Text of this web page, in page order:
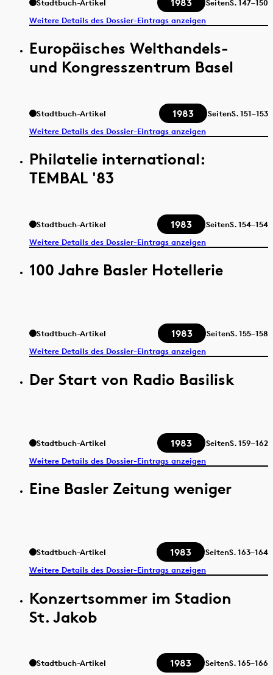
Stadtbuch-Artikel SeitenS.147–150
Weitere Details des Dossier-Eintrags anzeigen
Europäisches Welthandels-
und Kongresszentrum Basel
Stadtbuch-Artikel 1983 SeitenS.151–153
Weitere Details des Dossier-Eintrags anzeigen
Philatelie international:
TEMBAL '83
Stadtbuch-Artikel 1983 SeitenS.154–154
Weitere Details des Dossier-Eintrags anzeigen
100 Jahre Basler Hotellerie
Stadtbuch-Artikel 1983 SeitenS.155–158
Weitere Details des Dossier-Eintrags anzeigen
Der Start von Radio Basilisk
Stadtbuch-Artikel 1983 SeitenS.159–162
Weitere Details des Dossier-Eintrags anzeigen
Eine Basler Zeitung weniger
Stadtbuch-Artikel 1983 SeitenS.163–164
Weitere Details des Dossier-Eintrags anzeigen
Konzertsommer im Stadion
St. Jakob
Stadtbuch-Artikel 1983 SeitenS.165–166